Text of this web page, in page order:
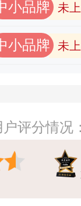
小品牌 未
小品牌 未
评分情况